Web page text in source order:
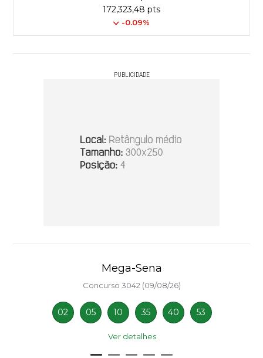
172,323,48 pts
-0.09%
PUBLICIDADE
Mega-Sena
Concurso 3042 (09/08/26)
02 05 10 35 40 53
Ver detalhes